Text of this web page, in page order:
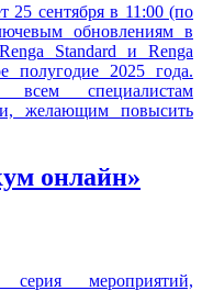
25 сентября в 11:00 (по
обновлениям в
Standard и Renga
полугодие 2025 года.
всем специалистам
желающим повысить
онлайн»
мероприятий,